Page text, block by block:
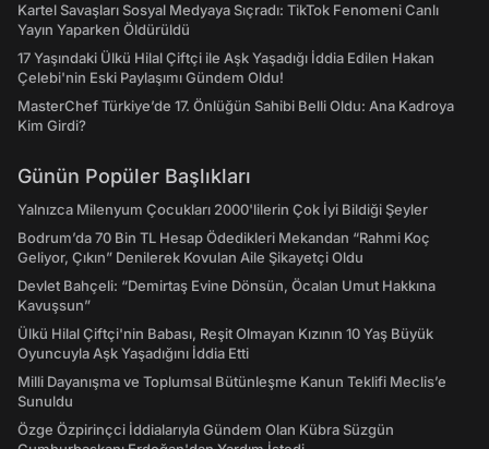
Kartel Savaşları Sosyal Medyaya Sıçradı: TikTok Fenomeni Canlı
Yayın Yaparken Öldürüldü
17 Yaşındaki Ülkü Hilal Çiftçi ile Aşk Yaşadığı İddia Edilen Hakan
Çelebi'nin Eski Paylaşımı Gündem Oldu!
MasterChef Türkiye’de 17. Önlüğün Sahibi Belli Oldu: Ana Kadroya
Kim Girdi?
Günün Popüler Başlıkları
Yalnızca Milenyum Çocukları 2000'lilerin Çok İyi Bildiği Şeyler
Bodrum’da 70 Bin TL Hesap Ödedikleri Mekandan “Rahmi Koç
Geliyor, Çıkın” Denilerek Kovulan Aile Şikayetçi Oldu
Devlet Bahçeli: “Demirtaş Evine Dönsün, Öcalan Umut Hakkına
Kavuşsun”
Ülkü Hilal Çiftçi'nin Babası, Reşit Olmayan Kızının 10 Yaş Büyük
Oyuncuyla Aşk Yaşadığını İddia Etti
Milli Dayanışma ve Toplumsal Bütünleşme Kanun Teklifi Meclis’e
Sunuldu
Özge Özpirinçci İddialarıyla Gündem Olan Kübra Süzgün